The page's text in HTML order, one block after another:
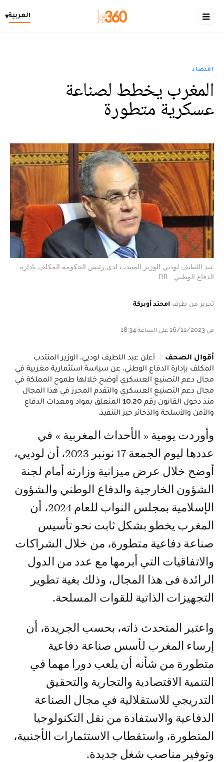
العربية▾
اقتصاد
المغرب يخطط لصناعة
عسكرية متطورة
عبد اللطيف لوديي الوزير المنتدب لدى رئيس الحكومة المكلف بإدارة
الدفاع الوطني . DR
تحرير من طرف امحند أوبركة
في 16/11/2023 على الساعة 18:34
أقوال الصحف
أعلن عبد اللطيف لوديي، الوزير المنتدب
المكلف بإدارة الدفاع الوطني، عن سياسة استثمارية مغربية في
مجال دعم التصنيع العسكري أوضح خلالها طموح المملكة في
مجال دعم التصنيع العسكري والتقدم المحرز في هذا المجال
منذ دخول القانون رقم 10.20 المتعلق بمواد ومعدات الدفاع
والأمن والأسلحة والذخائر حيز التنفيذ.
وأوردت يومية « الأحداث المغربية » في
عددها ليوم الجمعة 17 نونبر 2023، أن لوديي،
أوضح خلال عرض ميزانية وزارته أمام لجنة
الشؤون الخارجية والدفاع الوطني والشؤون
الإسلامية بمجلس النواب للعام 2024، أن
المغرب يخطو بشكل ثابت نحو تأسيس
صناعة دفاعية متطورة، من خلال الشراكات
والاتفاقيات التي أبرمها مع عدد من الدول
الرائدة فى هذا المجال، وذلك بغية تطوير
التجهيزات الذاتية للقوات المسلحة.
واعتبر المتحدث ذاته، بحسب الجريدة، أن
إرساء المغرب لأسس صناعة دفاعية
متطورة من شأنه أن يلعب دورا مهما في
التنمية الاقتصادية والتجارية والتحقيق
التدريجي للاستقلالية في مجال الصناعة
الدفاعية والاستفادة من نقل التكنولوجيا
المتطورة، واستقطاب الاستثمارات الأجنبية،
وتوفير مناصب شغل جديدة.